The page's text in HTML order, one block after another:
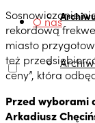
O nas
Sosnowiczanie
rekordową
miasto
też
ceny”, która
Przed wyborami
Arkadiusz